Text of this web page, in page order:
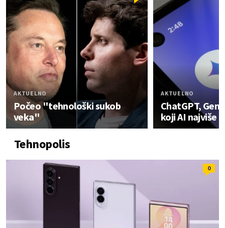
AKTUELNO
Počeo "tehnološki sukob
veka"
AKTUELNO
ChatGPT,
koji AI najviše
Tehnopolis
0